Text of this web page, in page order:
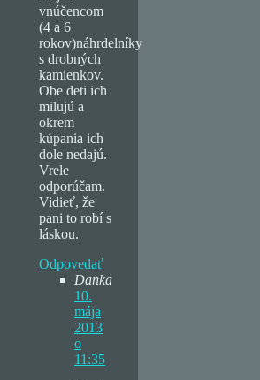
vnúčencom
(4 a 6
rokov)náhrdelníky
s drobných
kamienkov.
Obe deti ich
milujú a
okrem
kúpania ich
dole nedajú.
Vrele
odporúčam.
Vidieť, že
pani to robí s
láskou.
Odpovedať
Danka
10.
mája
2013
o
11:35